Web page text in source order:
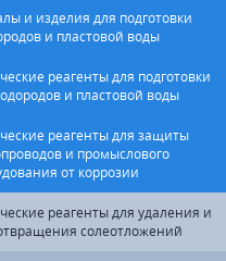
и изделия для подготовки
и пластовой воды
реагенты для подготовки
и пластовой воды
реагенты для защиты
и промыслового
от коррозии
реагенты для удаления и
солеотложений